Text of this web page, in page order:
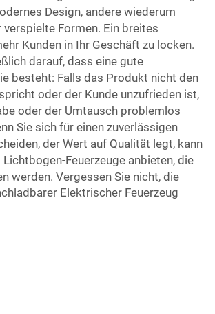
Design, andere wiederum
Formen. Ein breites
Kunden in Ihr Geschäft zu locken.
darauf, dass eine gute
besteht: Falls das Produkt nicht den
oder der Kunde unzufrieden ist,
oder der Umtausch problemlos
Sie sich für einen zuverlässigen
der Wert auf Qualität legt, kann
Feuerzeuge anbieten, die
werden. Vergessen Sie nicht, die
Elektrischer Feuerzeug